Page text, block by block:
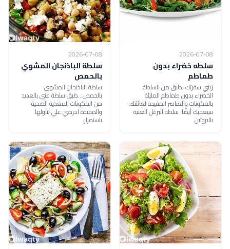
2026-07-08
سلطه خضراء بدون
طماطم
زيني سفرتك بطبق من السلطة
الخضراء بدون طماطم المليئة
بالمكونات والعناصر المفيدة لعائلتك.
سيعجبك أيضًا: سلطه البرغل الغنية
بالبروتين
2026-07-08
سلطة الباذنجان المشوي
بالحمص
سلطة الباذنجان المشوي
بالحمص...طبق سلطة غني بالعديد
من المكونات المغذية الصحية
والمفيدة احرصي علي تناولها
باستمرار.